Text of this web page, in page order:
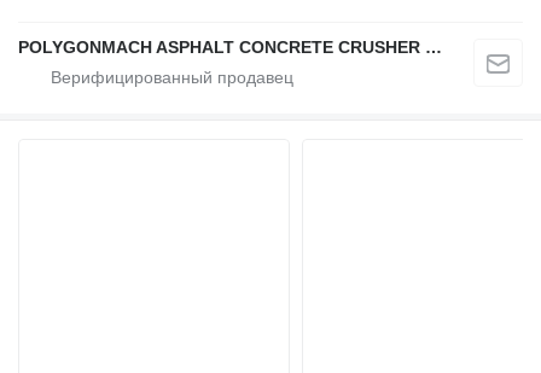
POLYGONMACH ASPHALT CONCRETE CRUSHER SYSTEMS